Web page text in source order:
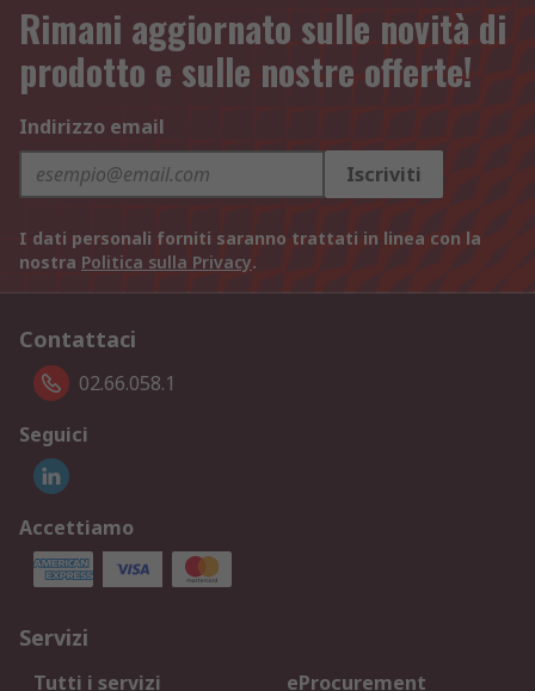
Rimani aggiornato sulle novità di
prodotto e sulle nostre offerte!
Indirizzo email
Iscriviti
I dati personali forniti saranno trattati in linea con la
nostra Politica sulla Privacy.
Contattaci
02.66.058.1
Seguici
Accettiamo
Servizi
Tutti i servizi
eProcurement